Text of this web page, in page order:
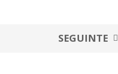
SEGUINTE